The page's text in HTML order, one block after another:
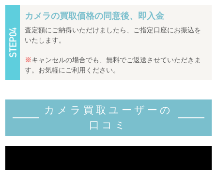
カメラの買取価格の同意後、即入金
査定額にご納得いただけましたら、ご指定口座にお振込を
いたします。
※キャンセルの場合でも、無料でご返送させていただきま
す。お気軽にご利用ください。
カメラ買取ユーザーの
口コミ